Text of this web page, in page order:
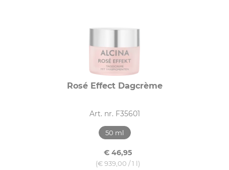
Rosé Effect Dagcrème
Art. nr. F35601
50 ml
€ 46,95
(€ 939,00 / 1 l)